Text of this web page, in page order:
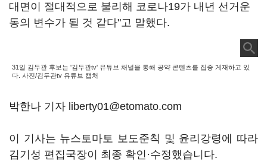
대면이 절대적으로 불리해 코로나19가 내년 선거운
동의 변수가 될 것 같다"고 말했다.
31일 김두관 후보는 '김두관tv' 유튜브 채널을 통해 공약 콘텐츠를 집중 게재하고 있
다. 사진/김두관tv 유튜브 캡처
박한나 기자 liberty01@etomato.com
이 기사는 뉴스토마토 보도준칙 및 윤리강령에 따라
김기성 편집국장이 최종 확인·수정했습니다.